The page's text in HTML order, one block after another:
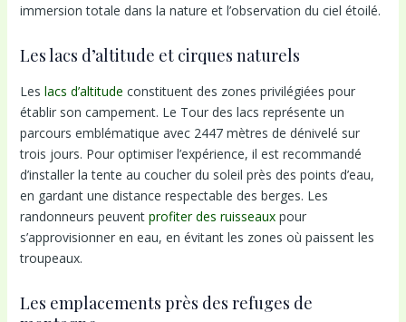
immersion totale dans la nature et l’observation du ciel étoilé.
Les lacs d’altitude et cirques naturels
Les lacs d’altitude constituent des zones privilégiées pour
établir son campement. Le Tour des lacs représente un
parcours emblématique avec 2447 mètres de dénivelé sur
trois jours. Pour optimiser l’expérience, il est recommandé
d’installer la tente au coucher du soleil près des points d’eau,
en gardant une distance respectable des berges. Les
randonneurs peuvent profiter des ruisseauxpour
s’approvisionner en eau, en évitant les zones où paissent les
troupeaux.
Les emplacements près des refuges de